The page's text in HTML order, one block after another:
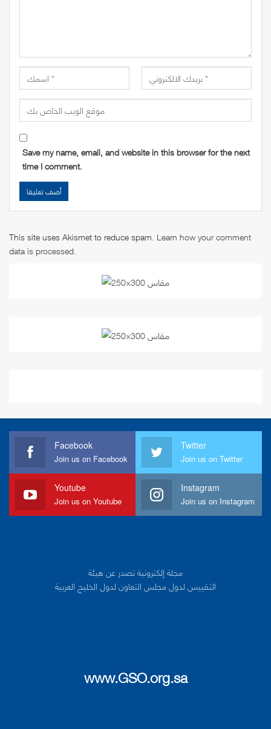
Save my name, email, and website in this browser for the next
time I comment.
This site uses Akismet to reduce spam. Learn how your comment
data is processed.
Facebook
Join us on Facebook
Twitter
Join us on Twitter
Youtube
Join us on Youtube
Instagram
Join us on Instagram
مجلة إلكترونية تصدر عن هيئة
التقييس لدول مجلس التعاون لدول الخليج العربية
www.GSO.org.sa